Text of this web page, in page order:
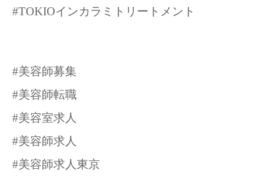
#TOKIOインカラミトリートメント
#美容師募集
#美容師転職
#美容室求人
#美容師求人
#美容師求人東京